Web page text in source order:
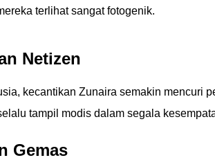
terlihat sangat fotogenik.
Netizen
kecantikan Zunaira semakin mencuri
tampil modis dalam segala
Gemas